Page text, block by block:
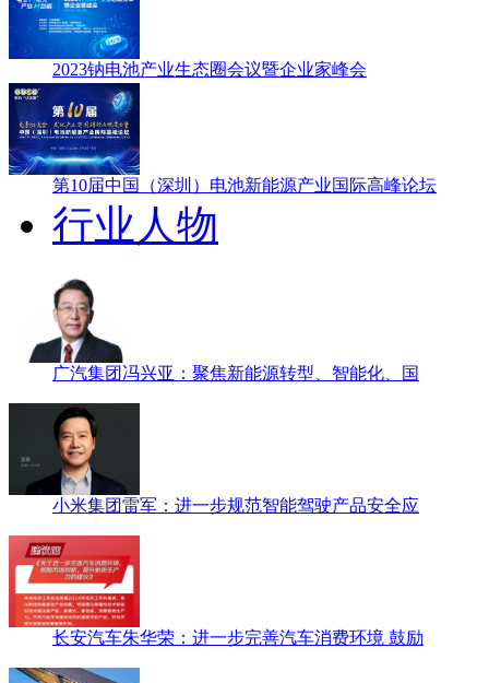
2023钠电池产业生态圈会议暨企业家峰会
第10届中国（深圳）电池新能源产业国际高峰论坛
行业人物
广汽集团冯兴亚：聚焦新能源转型、智能化、国
小米集团雷军：进一步规范智能驾驶产品安全应
长安汽车朱华荣：进一步完善汽车消费环境 鼓励